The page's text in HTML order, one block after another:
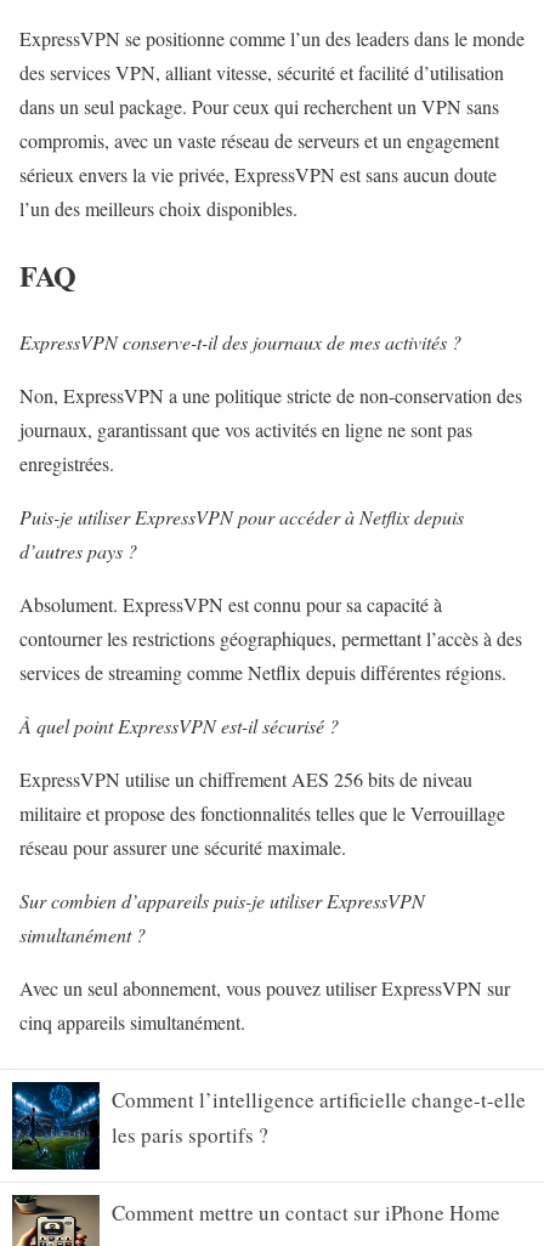
ExpressVPN se positionne comme l’un des leaders dans le monde
des services VPN, alliant vitesse, sécurité et facilité d’utilisation
dans un seul package. Pour ceux qui recherchent un VPN sans
compromis, avec un vaste réseau de serveurs et un engagement
sérieux envers la vie privée, ExpressVPN est sans aucun doute
l’un des meilleurs choix disponibles.
FAQ
ExpressVPN conserve-t-il des journaux de mes activités ?
Non, ExpressVPN a une politique stricte de non-conservation des
journaux, garantissant que vos activités en ligne ne sont pas
enregistrées.
Puis-je utiliser ExpressVPN pour accéder à Netflix depuis
d’autres pays ?
Absolument. ExpressVPN est connu pour sa capacité à
contourner les restrictions géographiques, permettant l’accès à des
services de streaming comme Netflix depuis différentes régions.
À quel point ExpressVPN est-il sécurisé ?
ExpressVPN utilise un chiffrement AES 256 bits de niveau
militaire et propose des fonctionnalités telles que le Verrouillage
réseau pour assurer une sécurité maximale.
Sur combien d’appareils puis-je utiliser ExpressVPN
simultanément ?
Avec un seul abonnement, vous pouvez utiliser ExpressVPN sur
cinq appareils simultanément.
Comment l’intelligence artificielle change-t-elle
les paris sportifs ?
Comment mettre un contact sur iPhone Home